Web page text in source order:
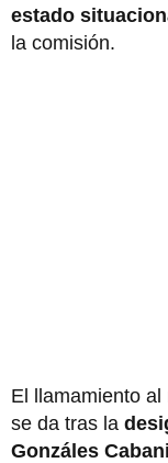
estado
la comisión.
El llamamiento al
se da tras la
Gonzáles